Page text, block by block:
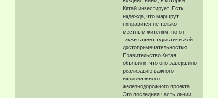
Китай инвестирует. Есть
надежда, что маршрут
понравится не только
местным жителям, но он
также станет туристической
достопримечательностью.
Правительство Китая
объявило, что оно завершило
реализацию важного
национального
железнодорожного проекта.
Это последняя часть линии